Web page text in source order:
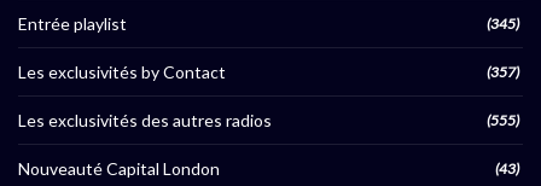
Entrée playlist (345)
Les exclusivités by Contact (357)
Les exclusivités des autres radios (555)
Nouveauté Capital London (43)